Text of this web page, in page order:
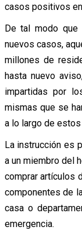
casos positivos
De tal modo que
nuevos casos,
millones de
hasta nuevo
impartidas por
mismas que se
a lo largo de
La instrucción es
a un miembro del
comprar artículos
componentes de
casa o
emergencia.